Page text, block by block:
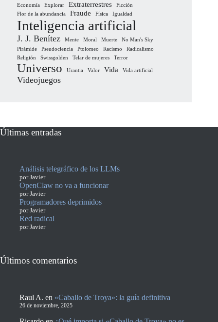
Economía
Explorar Extraterrestres
Ficción
Flor de la abundancia
Fraude Física Igualdad
Inteligencia artificial
J. J. Benítez Mente Moral Muerte
No Man's Sky
Pirámide
Pseudociencia Ptolomeo Racismo
Radicalismo
Religión
Swissgolden Telar de mujeres Terror
Universo Urantia Valor Vida Vida artificial
Videojuegos
Últimas entradas
Análisis telegráfico de los LLMs
por Javier
OpenClaw no va a funcionar
por Javier
Programadores deprimidos
por Javier
Red radical
por Javier
Últimos comentarios
Raul A. en «Caballo de Troya»: la guía definitiva
26 de noviembre, 2025